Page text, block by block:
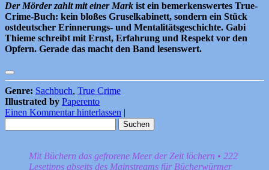
Der Mörder zahlt mit einer Mark ist ein bemerkenswertes True-
Crime-Buch: kein bloßes Gruselkabinett, sondern ein Stück
ostdeutscher Erinnerungs- und Mentalitätsgeschichte. Gabi
Thieme schreibt mit Ernst, Erfahrung und Respekt vor den
Opfern. Gerade das macht den Band lesenswert.
Genre: Sachbuch, True Crime
Illustrated by Paperento
Einen Kommentar hinterlassen
nach:
Mit Büchern das gefrorene Meer der Zeit löchern • 222
Lesetipps abseits des Mainstreams für Bücherwürmer